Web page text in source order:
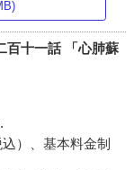
百十一話 「心肺蘇
）、基本料金制